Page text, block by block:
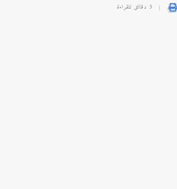
5 دقائق للقراءة